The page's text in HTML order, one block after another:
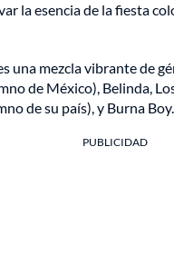
la esencia de la fiesta
una mezcla vibrante de
de México), Belinda,
de su país), y Burna Boy.
PUBLICIDAD